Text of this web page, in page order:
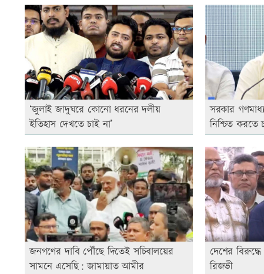
‘জুলাই জাদুঘরে কোনো ধরনের দলীয়
ইতিহাস দেখতে চাই না’
সরকার
নিশ্চিত করতে
জনগণের দাবি পৌঁছে দিতেই সচিবালয়ের
সামনে এসেছি: জামায়াত আমীর
দেশের
রিজভী